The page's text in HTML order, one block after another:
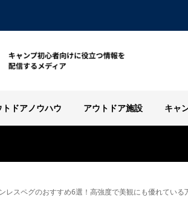
トドアノウハウ アウトドア施設 キャ
レスペグのおすすめ6選！高強度で美観にも優れている